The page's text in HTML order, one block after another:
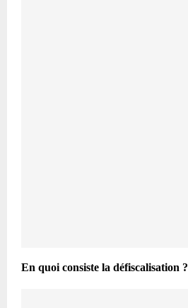
En quoi consiste la défiscalisation ?